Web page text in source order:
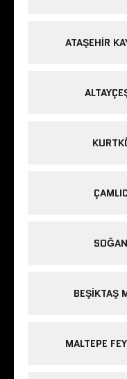
ATAŞEHIR
BEŞIKTAŞ
MALTEPE